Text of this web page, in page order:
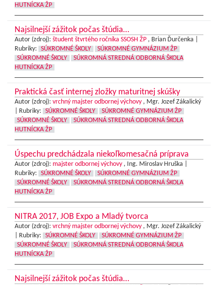
HUTNÍCKA ŽP
Najsilnejší zážitok počas štúdia…
Autor (zdroj): študent štvrtého ročníka SSOSH ŽP , Brian Ďurčenka |
Rubriky:
SÚKROMNÉ ŠKOLY
SÚKROMNÉ GYMNÁZIUM ŽP
SÚKROMNÉ ŠKOLY
SÚKROMNÁ STREDNÁ ODBORNÁ ŠKOLA
HUTNÍCKA ŽP
Praktická časť internej zložky maturitnej skúšky
Autor (zdroj): vrchný majster odbornej výchovy , Mgr. Jozef Zákalický
Rubriky: SÚKROMNÉ ŠKOLY
SÚKROMNÉ GYMNÁZIUM ŽP
SÚKROMNÉ ŠKOLY
SÚKROMNÁ STREDNÁ ODBORNÁ ŠKOLA
HUTNÍCKA ŽP
Úspechu predchádzala niekoľkomesačná príprava
Autor (zdroj): majster odbornej výchovy , Ing. Miroslav Hruška |
Rubriky:
SÚKROMNÉ ŠKOLY
SÚKROMNÉ GYMNÁZIUM ŽP
SÚKROMNÉ ŠKOLY
SÚKROMNÁ STREDNÁ ODBORNÁ ŠKOLA
HUTNÍCKA ŽP
NITRA 2017, JOB Expo a Mladý tvorca
Autor (zdroj): vrchný majster odbornej výchovy , Mgr. Jozef Zákalický
Rubriky: SÚKROMNÉ ŠKOLY
SÚKROMNÉ GYMNÁZIUM ŽP
SÚKROMNÉ ŠKOLY
SÚKROMNÁ STREDNÁ ODBORNÁ ŠKOLA
HUTNÍCKA ŽP
Najsilnejší zážitok počas štúdia…